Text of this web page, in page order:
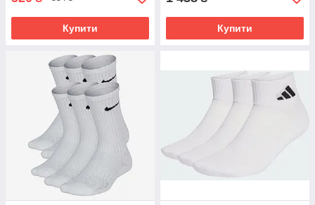
Купити Купити